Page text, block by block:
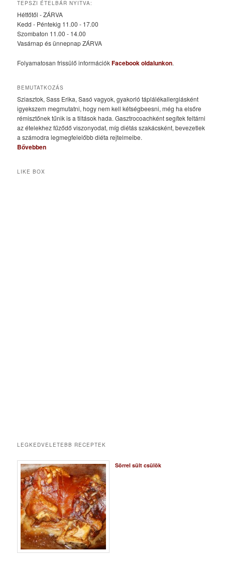
TEPSZI ÉTELBÁR NYITVA:
Hétfőtől - ZÁRVA
Kedd - Péntekig 11.00 - 17.00
Szombaton 11.00 - 14.00
Vasárnap és ünnepnap ZÁRVA
Folyamatosan frissülő információkFacebook oldalunkon.
BEMUTATKOZÁS
Sziasztok, Sass Erika, Sasó vagyok, gyakorló táplálékallergiásként
igyekszem megmutatni, hogy nem kell kétségbeesni, még ha elsőre
rémisztőnek tűnik is a tiltások hada. Gasztrocoachként segítek feltárni
az ételekhez fűződő viszonyodat, míg diétás szakácsként, bevezetlek
a számodra legmegfelelőbb diéta rejtelmeibe.
Bővebben
LIKE BOX
LEGKEDVELETEBB RECEPTEK
Sörrel sült csülök